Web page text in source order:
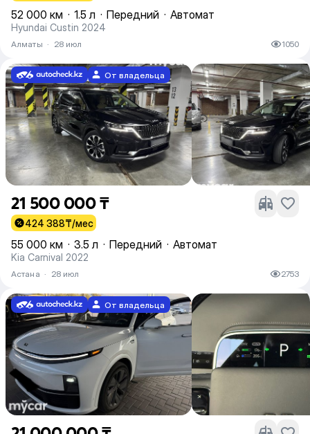
52 000 км · 1.5 л · Передний · Автомат
Hyundai Custin 2024
Алматы · 28 июл 1050
От владельца
21 500 000 ₸
424 388₸/мес
55 000 км · 3.5 л · Передний · Автомат
Kia Carnival 2022
Астана · 28 июл 2753
От владельца